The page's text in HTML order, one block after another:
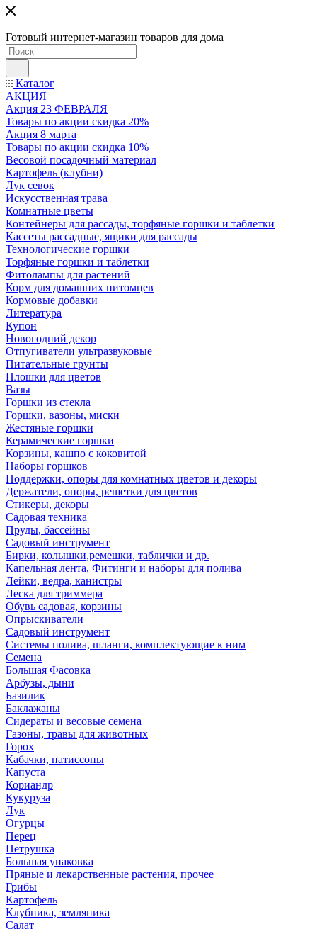
Готовый интернет-магазин товаров для дома
Каталог
АКЦИЯ
Акция 23 ФЕВРАЛЯ
Товары по акции скидка 20%
Акция 8 марта
Товары по акции скидка 10%
Весовой посадочный материал
Картофель (клубни)
Лук севок
Искусственная трава
Комнатные цветы
Контейнеры для рассады, торфяные горшки и таблетки
Кассеты рассадные, ящики для рассады
Технологические горшки
Торфяные горшки и таблетки
Фитолампы для растений
Корм для домашних питомцев
Кормовые добавки
Литература
Купон
Новогодний декор
Отпугиватели ультразвуковые
Питательные грунты
Плошки для цветов
Вазы
Горшки из стекла
Горшки, вазоны, миски
Жестяные горшки
Керамические горшки
Корзины, кашпо с коковитой
Наборы горшков
Поддержки, опоры для комнатных цветов и декоры
Держатели, опоры, решетки для цветов
Стикеры, декоры
Садовая техника
Пруды, бассейны
Садовый инструмент
Бирки, колышки,ремешки, таблички и др.
Капельная лента, Фитинги и наборы для полива
Лейки, ведра, канистры
Леска для триммера
Обувь садовая, корзины
Опрыскиватели
Садовый инструмент
Системы полива, шланги, комплектующие к ним
Семена
Большая Фасовка
Арбузы, дыни
Базилик
Баклажаны
Сидераты и весовые семена
Газоны, травы для животных
Горох
Кабачки, патиссоны
Капуста
Кориандр
Кукуруза
Лук
Огурцы
Перец
Петрушка
Большая упаковка
Пряные и лекарственные растения, прочее
Грибы
Картофель
Клубника, земляника
Салат